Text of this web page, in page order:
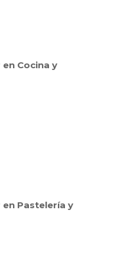
Cocina y
Pastelería y